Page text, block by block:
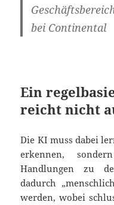
bei Continental
Ein
reicht nicht
Die KI muss dabei
erkennen,
Handlungen zu
dadurch
werden, wobei